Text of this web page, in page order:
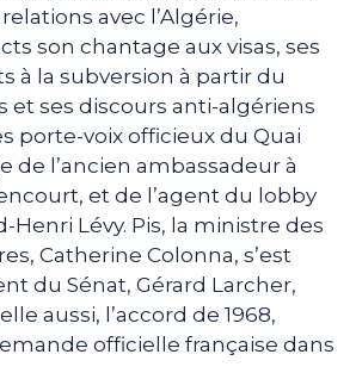
avec l’Algérie,
son chantage aux visas, ses
à la subversion à partir du
et ses discours anti-algériens
porte-voix officieux du Quai
de l’ancien ambassadeur à
et de l’agent du lobby
Henri Lévy. Pis, la ministre des
Catherine Colonna, s’est
du Sénat, Gérard Larcher,
aussi, l’accord de 1968,
officielle française dans